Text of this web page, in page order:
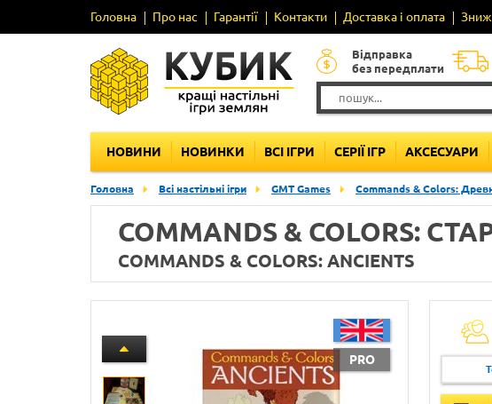
Головна Про нас Гарантії Контакти Доставка і оплата
Відправка
без передплати
НОВИНИ НОВИНКИ ВСІ ІГРИ СЕРІЇ ІГР АКСЕСУАРИ
Головна Всі настільні ігри GMT Games Commands & Colors:
COMMANDS & COLORS:
COMMANDS & COLORS: ANCIENTS
PRO